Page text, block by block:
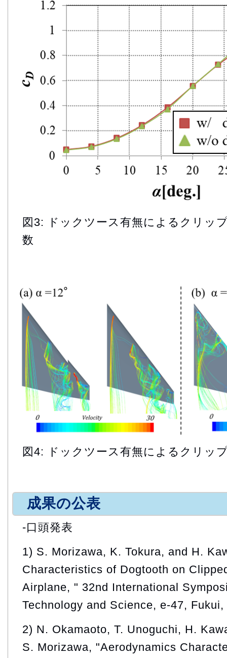
図3: ドックツース有無によるクリッ
数
図4: ドックツース有無によるクリッ
成果の公表
-口頭発表
1) S. Morizawa, K. Tokura, and H.
Characteristics of Dogtooth on
Airplane, " 32nd International
Technology and Science, e-47,
2) N. Okamaoto, T. Unoguchi, H.
S. Morizawa, "Aerodynamics